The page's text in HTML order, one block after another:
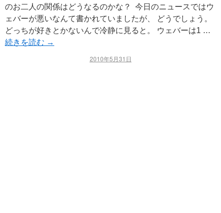
のお二人の関係はどうなるのかな？ 今日のニュースではウ
ェバーが悪いなんて書かれていましたが、 どうでしょう。
どっちが好きとかないんで冷静に見ると。 ウェバーは1 …
続きを読む →
2010年5月31日